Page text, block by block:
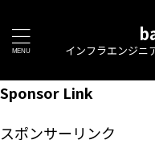
インフラエンジニ
Sponsor Link
スポンサーリンク